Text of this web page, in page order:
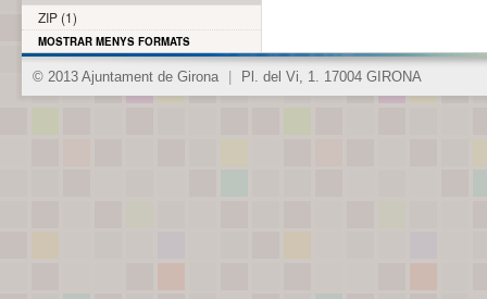
ZIP (1)
MOSTRAR MENYS FORMATS
© 2013 Ajuntament de Girona Pl. del Vi, 1. 17004 GIRONA